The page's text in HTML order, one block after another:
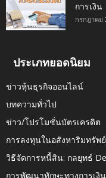
การเงิน
กรกฎาคม
ประเภทยอดนิยม
ข่าวหุ้นธุรกิจออนไลน์
บทความทั่วไป
ข่าว/โปรโมชั่นบัตรเครดิต
การลงทุนในอสังหาริมทรัพ
วิธีจัดการหนี้สิน: กลยุทธ์
การพัฒนาทักษะทางการเงิ